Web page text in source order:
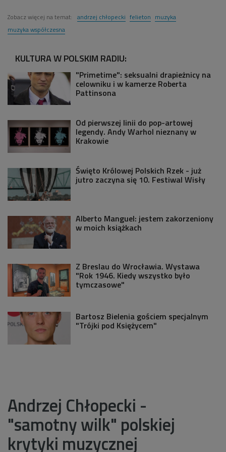
Zobacz więcej na temat: andrzej chłopecki felieton muzyka
muzyka współczesna
KULTURA W POLSKIM RADIU:
"Primetime": seksualni drapieżnicy na
celowniku i w kamerze Roberta
Pattinsona
Od pierwszej linii do pop-artowej
legendy. Andy Warhol nieznany w
Krakowie
Święto Królowej Polskich Rzek - już
jutro zaczyna się 10. Festiwal Wisły
Alberto Manguel: jestem zakorzeniony
w moich książkach
Z Breslau do Wrocławia. Wystawa
"Rok 1946. Kiedy wszystko było
tymczasowe"
Bartosz Bielenia gościem specjalnym
"Trójki pod Księżycem"
Andrzej Chłopecki -
"samotny wilk" polskiej
krytyki muzycznej